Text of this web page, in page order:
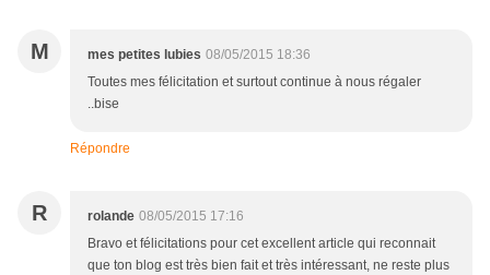
M mes petites lubies 08/05/2015 18:36
Toutes mes félicitation et surtout continue à nous régaler
..bise
Répondre
R rolande 08/05/2015 17:16
Bravo et félicitations pour cet excellent article qui reconnait
que ton blog est très bien fait et très intéressant, ne reste plus